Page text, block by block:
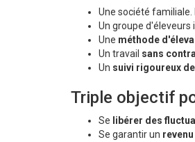
Une société familiale.
Un groupe d'éleveurs
Une méthode
Un travail sans
Un suivi rigoureux
Triple objectif
Se libérer des
Se garantir un